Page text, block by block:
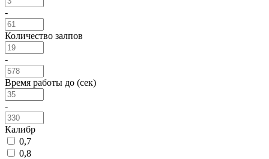
-
Количество залпов
-
Время работы до (сек)
-
Калибр
0,7
0,8